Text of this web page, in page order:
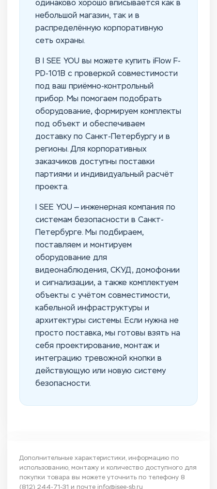
одинаково хорошо вписывается как в
небольшой магазин, так и в
распределённую корпоративную
сеть охраны.
В I SEE YOU вы можете купить iFlow F-
PD-101B с проверкой совместимости
под ваш приёмно-контрольный
прибор. Мы помогаем подобрать
оборудование, формируем комплекты
под объект и обеспечиваем
доставку по Санкт-Петербургу и в
регионы. Для корпоративных
заказчиков доступны поставки
партиями и индивидуальный расчёт
проекта.
I SEE YOU — инженерная компания по
системам безопасности в Санкт-
Петербурге. Мы подбираем,
поставляем и монтируем
оборудование для
видеонаблюдения, СКУД, домофонии
и сигнализации, а также комплектуем
объекты с учётом совместимости,
кабельной инфраструктуры и
архитектуры системы. Если нужна не
просто поставка, мы готовы взять на
себя проектирование, монтаж и
интеграцию тревожной кнопки в
действующую или новую систему
безопасности.
Дополнительные характеристики, информацию по
использованию, монтажу и количество доступного для
покупки товара вы можете уточнить по телефону 8
(812) 244-71-31 и почте info@isee-sb.ru